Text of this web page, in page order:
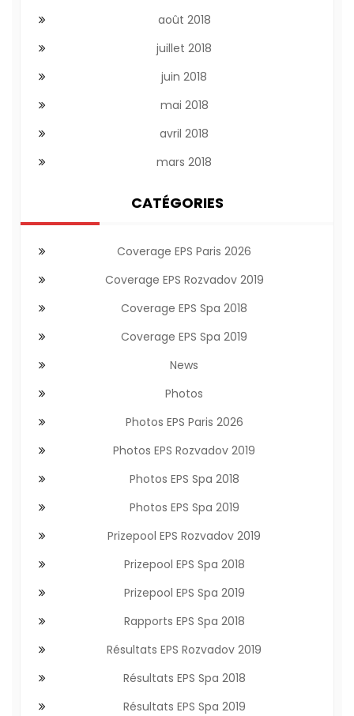
août 2018
juillet 2018
juin 2018
mai 2018
avril 2018
mars 2018
CATÉGORIES
Coverage EPS Paris 2026
Coverage EPS Rozvadov 2019
Coverage EPS Spa 2018
Coverage EPS Spa 2019
News
Photos
Photos EPS Paris 2026
Photos EPS Rozvadov 2019
Photos EPS Spa 2018
Photos EPS Spa 2019
Prizepool EPS Rozvadov 2019
Prizepool EPS Spa 2018
Prizepool EPS Spa 2019
Rapports EPS Spa 2018
Résultats EPS Rozvadov 2019
Résultats EPS Spa 2018
Résultats EPS Spa 2019